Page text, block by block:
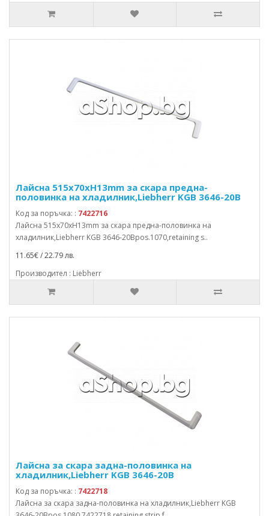
Лайсна 515x70xH13mm за скара предна-
половинка на хладилник,Liebherr KGB 3646-20B
Код за поръчка: : 7422716
Лайсна 515x70xH13mm за скара предна-половинка на
хладилник,Liebherr KGB 3646-20Bpos.1070,retaining s..
11.65€ / 22.79 лв.
Производител : Liebherr
Лайсна за скара задна-половинка на
хладилник,Liebherr KGB 3646-20B
Код за поръчка: : 7422718
Лайсна за скара задна-половинка на хладилник,Liebherr KGB